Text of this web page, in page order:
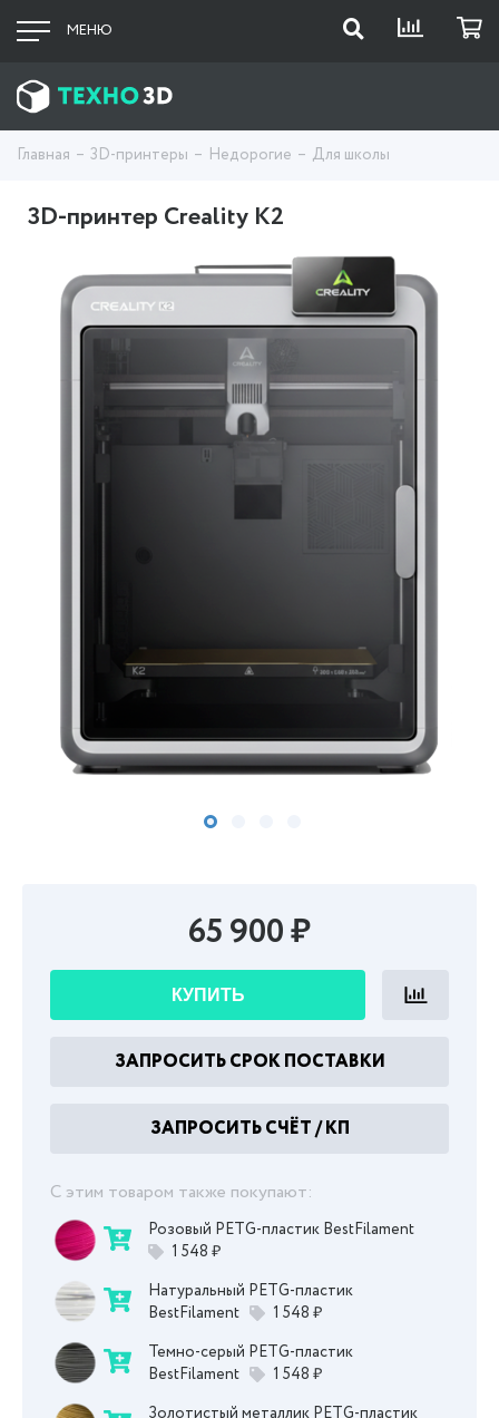
МЕНЮ
Главная 3D-принтеры Недорогие Для школы
3D-принтер Creality K2
65 900 ₽
КУПИТЬ
ЗАПРОСИТЬ СРОК ПОСТАВКИ
ЗАПРОСИТЬ СЧЁТ / КП
С этим товаром также покупают:
Розовый PETG-пластик BestFilament
1 548 ₽
Натуральный PETG-пластик
BestFilament
1 548 ₽
Темно-серый PETG-пластик
BestFilament
1 548 ₽
Золотистый металлик PETG-пластик